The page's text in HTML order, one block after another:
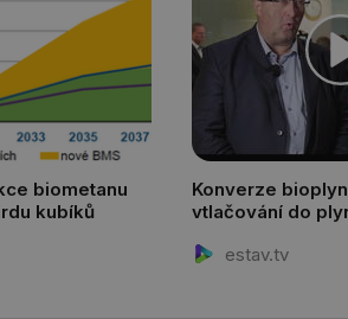
biometanu
kubíků
Konverze
vtlačování do
estav.tv